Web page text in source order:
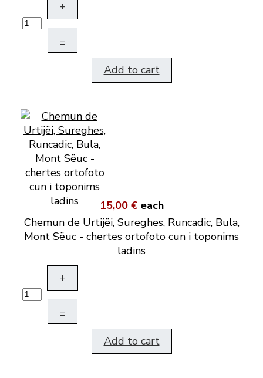
+
–
Add to cart
15,00 € each
Chemun de Urtijëi, Sureghes, Runcadic, Bula,
Mont Sëuc - chertes ortofoto cun i toponims
ladins
+
–
Add to cart